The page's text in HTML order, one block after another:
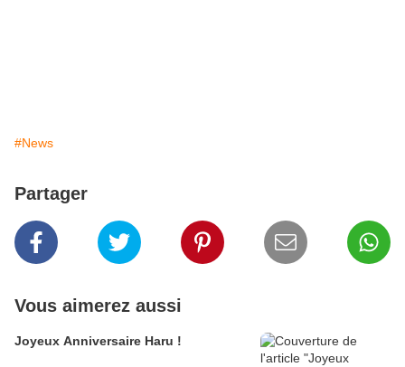
#News
Partager
Vous aimerez aussi
Joyeux Anniversaire Haru !